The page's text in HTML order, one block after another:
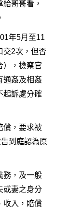
哥哥看，
年5月至11
交2次，但否
），檢察官
通姦及相姦
起訴處分確
償，要求被
到庭認為原
務，及一般
或妻之身分
收入，賠償